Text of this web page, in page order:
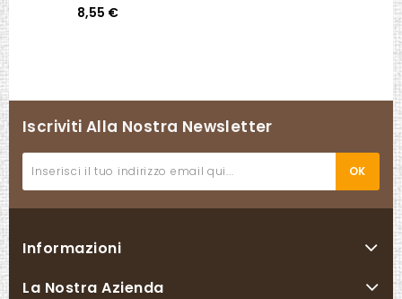
8,55 €
Iscriviti Alla Nostra Newsletter
Informazioni
La Nostra Azienda